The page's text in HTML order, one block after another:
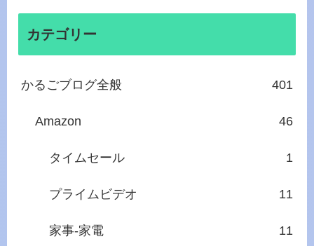
カテゴリー
かるごブログ全般 401
Amazon 46
タイムセール 1
プライムビデオ 11
家事‐家電 11